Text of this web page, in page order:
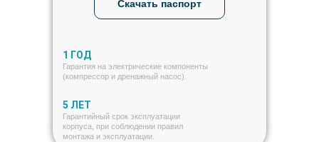
Гарантия на электрические компоненты
(компрессор и дренажный насос).
1 ГОД
Гарантийный срок эксплуатации
корпуса, при соблюдении правил
монтажа и эксплуатации.
5 ЛЕТ
Скачать паспорт